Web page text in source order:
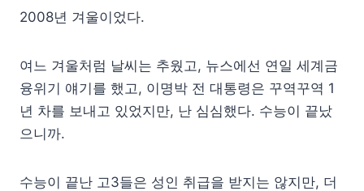
2008년 겨울이었다.
여느 겨울처럼 날씨는 추웠고, 뉴스에선 연일 세계금
융위기 얘기를 했고, 이명박 전 대통령은 꾸역꾸역 1
년 차를 보내고 있었지만, 난 심심했다. 수능이 끝났
으니까.
수능이 끝난 고3들은 성인 취급을 받지는 않지만, 더